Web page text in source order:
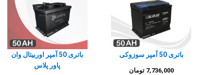
باتری 50 آمپر سوزوکی
7,736,000 تومان
باتری 50 آمپر اوربیتال وان
پاور پلاس